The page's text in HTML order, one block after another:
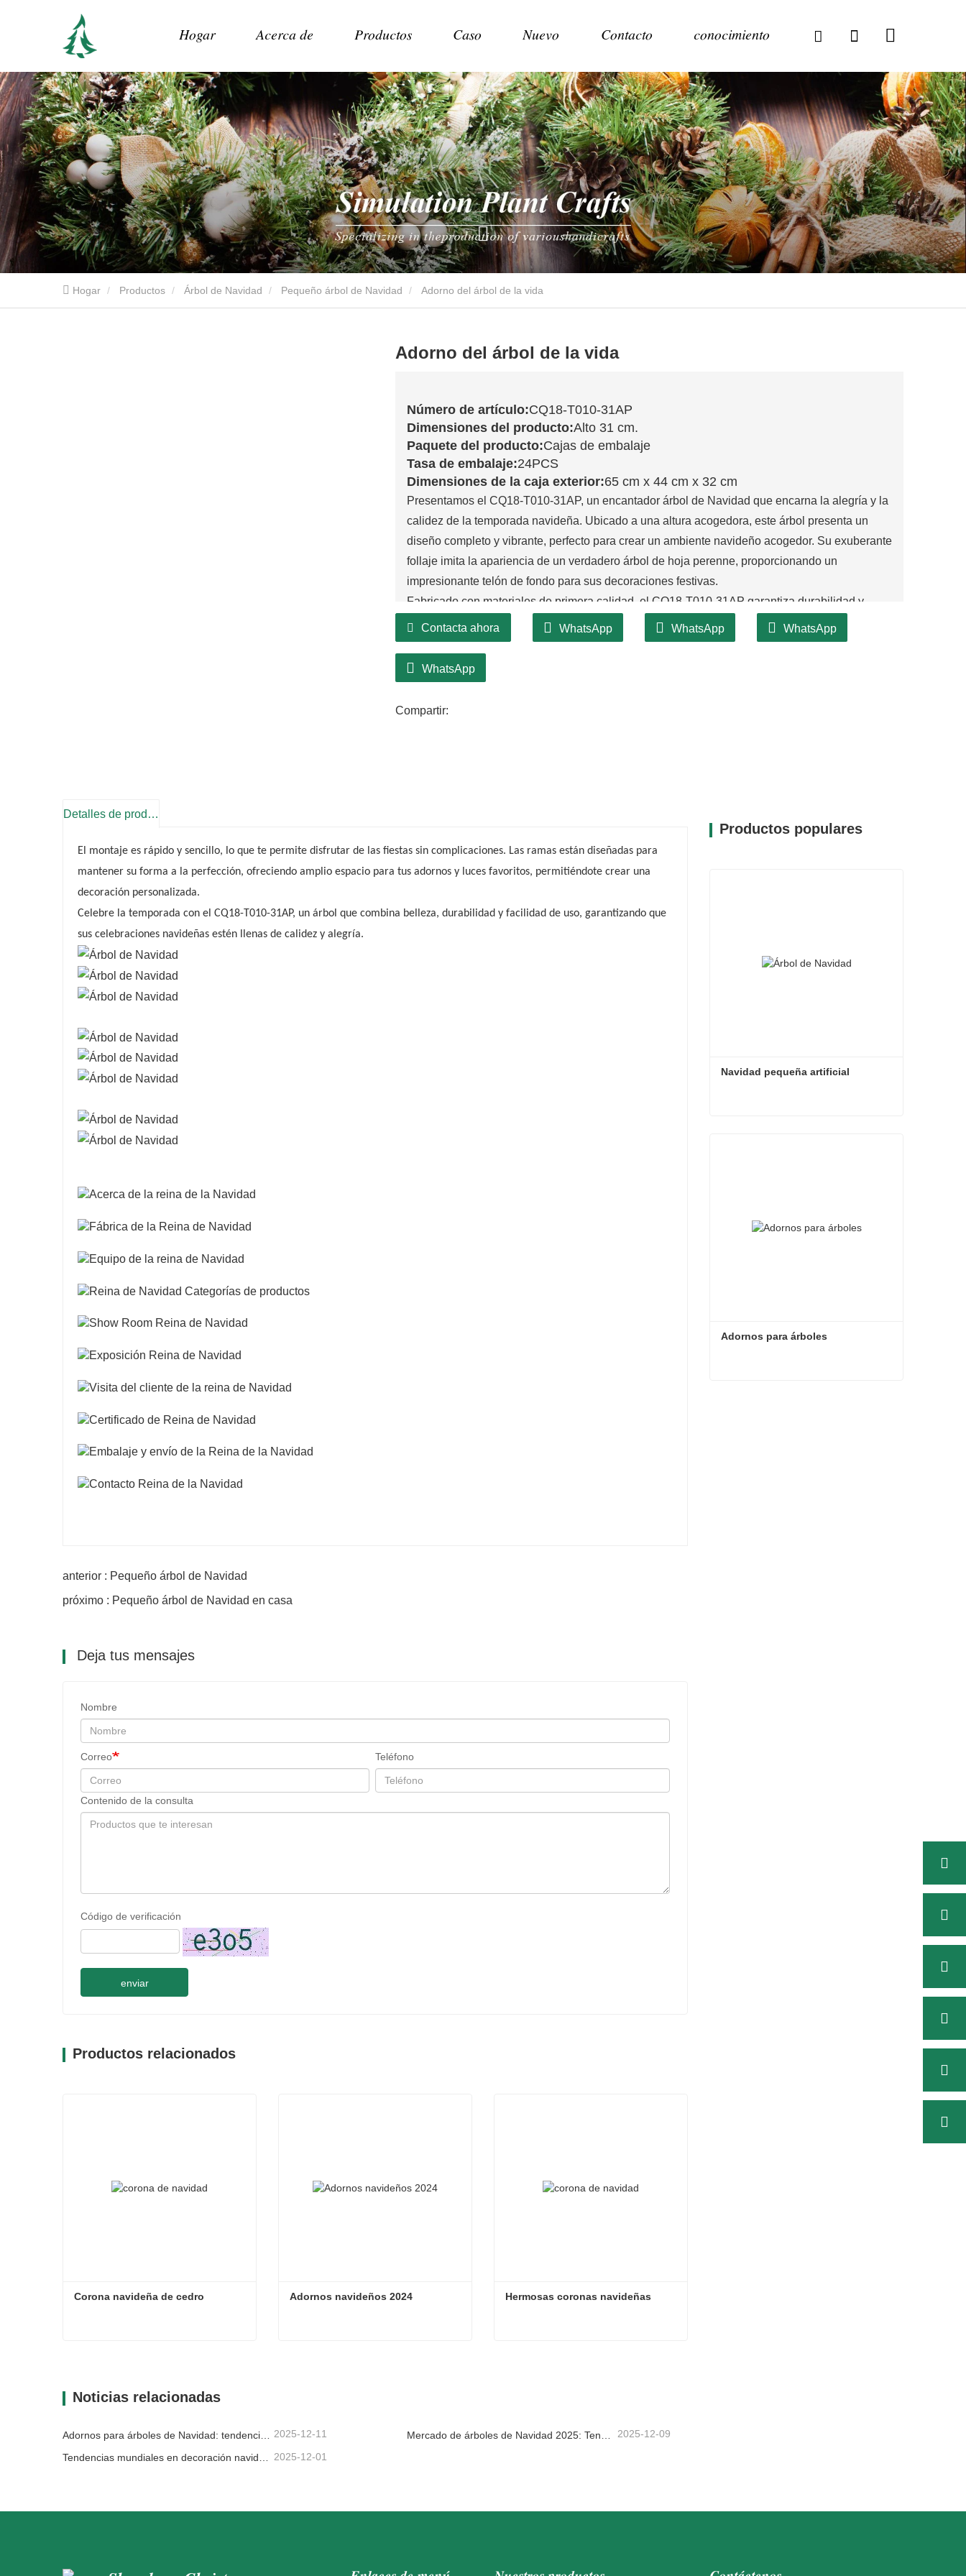
Hogar Acerca de Productos Caso Nuevo Contacto conocimiento
Hogar Productos Árbol de Navidad Pequeño árbol de Navidad Adorno del árbol de la vida
Adorno del árbol de la vida
Número de artículo:CQ18-T010-31AP
Dimensiones del producto:Alto 31 cm.
Paquete del producto:Cajas de embalaje
Tasa de embalaje:24PCS
Dimensiones de la caja exterior:65 cm x 44 cm x 32 cm
Presentamos el CQ18-T010-31AP, un encantador árbol de Navidad que encarna la alegría y la
calidez de la temporada navideña. Ubicado a una altura acogedora, este árbol presenta un
diseño completo y vibrante, perfecto para crear un ambiente navideño acogedor. Su exuberante
follaje imita la apariencia de un verdadero árbol de hoja perenne, proporcionando un
impresionante telón de fondo para sus decoraciones festivas.
Fabricado con materiales de primera calidad, el CQ18-T010-31AP garantiza durabilidad y
longevidad, lo que lo convierte en una opción confiable para su decoración navideña. Su
intenso color verde y su aspecto natural le permiten complementar una amplia variedad de
estilos de decoración, convirtiéndolo en una opción versátil para cualquier estilo de diseño.
Contacta ahora WhatsApp WhatsApp WhatsApp
WhatsApp
Compartir:
Detalles de producto
El montaje es rápido y sencillo, lo que te permite disfrutar de las fiestas sin complicaciones. Las ramas están diseñadas para
mantener su forma a la perfección, ofreciendo amplio espacio para tus adornos y luces favoritos, permitiéndote crear una
decoración personalizada.
Celebre la temporada con el CQ18-T010-31AP, un árbol que combina belleza, durabilidad y facilidad de uso, garantizando que
sus celebraciones navideñas estén llenas de calidez y alegría.
anterior : Pequeño árbol de Navidad
próximo : Pequeño árbol de Navidad en casa
Deja tus mensajes
Nombre
Correo Teléfono
Contenido de la consulta
Código de verificación
enviar
Productos relacionados
Corona navideña de cedro Adornos navideños 2024 Hermosas coronas navideñas
Noticias relacionadas
2025-12-11 2025-12-09
2025-12-01
Productos populares
Navidad pequeña artificial
Adornos para árboles